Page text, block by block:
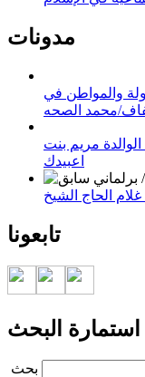
مدونات
والمواطن في
محمد الصحه
مريم بنت
اعبيدك
غلام الحاج الشيخ
تابعونا
استمارة البحث
‏بحث ‏